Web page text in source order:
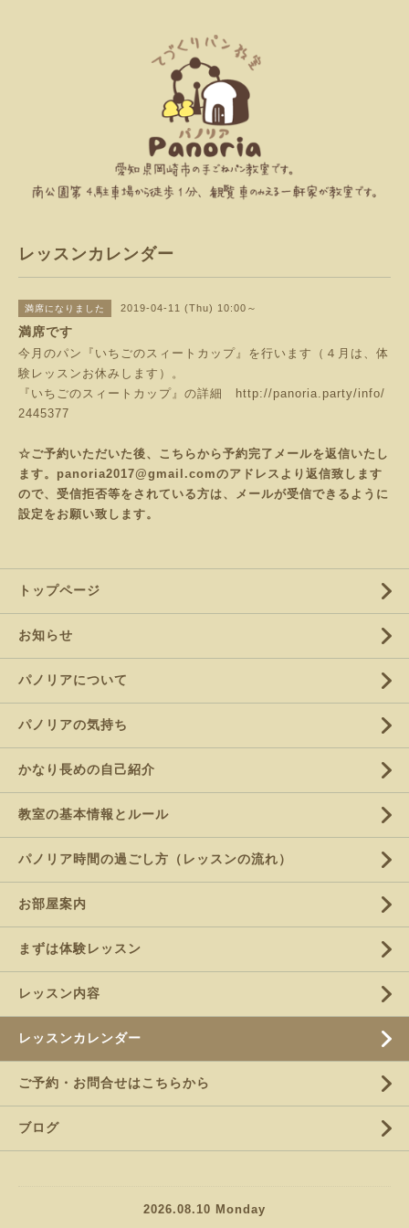
レッスンカレンダー
満席になりました 2019-04-11 (Thu) 10:00～
満席です
今月のパン『いちごのスィートカップ』を行います（４月は、体
験レッスンお休みします）。
『いちごのスィートカップ』の詳細
http://panoria.party/info/
2445377
☆ご予約いただいた後、こちらから予約完了メールを返信いたし
ます。panoria2017@gmail.comのアドレスより返信致します
ので、受信拒否等をされている方は、メールが受信できるように
設定をお願い致します。
トップページ
お知らせ
パノリアについて
パノリアの気持ち
かなり長めの自己紹介
教室の基本情報とルール
パノリア時間の過ごし方（レッスンの流れ）
お部屋案内
まずは体験レッスン
レッスン内容
レッスンカレンダー
ご予約・お問合せはこちらから
ブログ
2026.08.10 Monday